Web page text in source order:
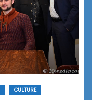
CULTURE